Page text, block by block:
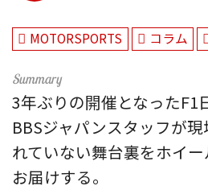
MOTORSPORTS コラム
3年ぶりの開催となったF1
BBSジャパンスタッフが
れていない舞台裏をホイ
お届けする。